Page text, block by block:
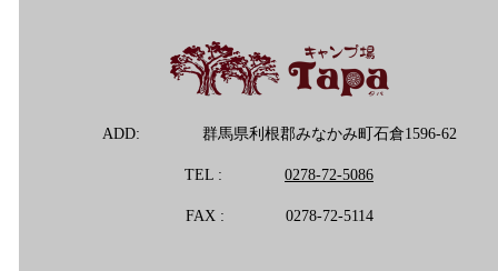
ADD: 群馬県利根郡みなかみ町石倉1596-62
TEL : 0278-72-5086
FAX : 0278-72-5114